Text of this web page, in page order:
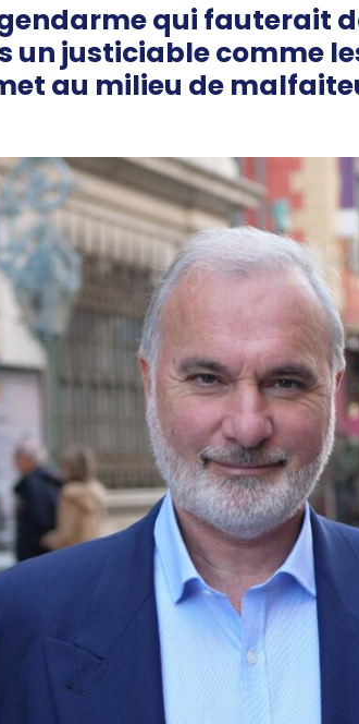
qui fauterait
un justiciable comme
au milieu de